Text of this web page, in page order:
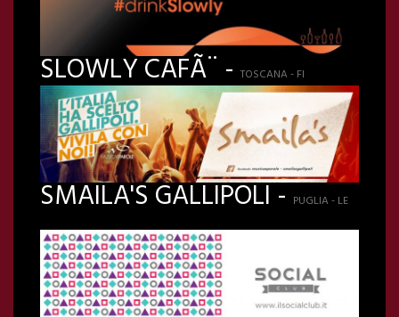
SLOWLY CAFÃ¨ - TOSCANA - FI
SMAILA'S GALLIPOLI -PUGLIA - LE